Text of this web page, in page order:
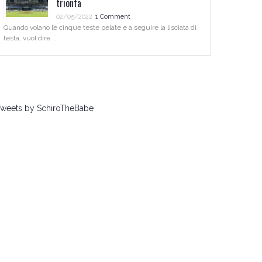
trionfa
02/05/2022 1 Comment
Quando volano le cinque teste pelate e a seguire la lisciata di
testa, vuol dire …
by SchiroTheBabe